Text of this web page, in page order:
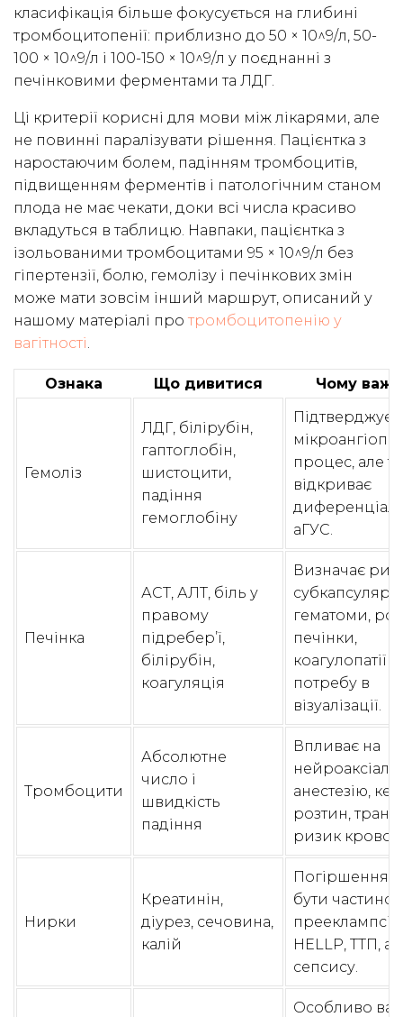
класифікація більше фокусується на глибині
тромбоцитопенії: приблизно до 50 × 10^9/л, 50-
100 × 10^9/л і 100-150 × 10^9/л у поєднанні з
печінковими ферментами та ЛДГ.
Ці критерії корисні для мови між лікарями, але
не повинні паралізувати рішення. Пацієнтка з
наростаючим болем, падінням тромбоцитів,
підвищенням ферментів і патологічним станом
плода не має чекати, доки всі числа красиво
вкладуться в таблицю. Навпаки, пацієнтка з
ізольованими тромбоцитами 95 × 10^9/л без
гіпертензії, болю, гемолізу і печінкових змін
може мати зовсім інший маршрут, описаний у
нашому матеріалі про тромбоцитопенію у
вагітності
Ознака Що дивитися Чому
Гемоліз
ЛДГ, білірубін,
гаптоглобін,
шистоцити,
падіння
гемоглобіну
Підтверджує
процес, але
відкриває
диференціал
аГУС.
Печінка
АСТ, АЛТ, біль у
правому
підребер’ї,
білірубін,
коагуляція
Визначає
гематоми,
печінки,
коагулопатії й
потребу в
візуалізації.
Тромбоцити
Абсолютне
число і
швидкість
падіння
Впливає на
анестезію,
розтин,
ризик
Нирки
Креатинін,
діурез, сечовина,
калій
Погіршення
бути
прееклампсії,
HELLP, ТТП,
сепсису.
Особливо